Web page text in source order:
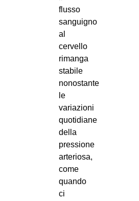
flusso
sanguigno
al
cervello
rimanga
stabile
nonostante
le
variazioni
quotidiane
della
pressione
arteriosa,
come
quando
ci